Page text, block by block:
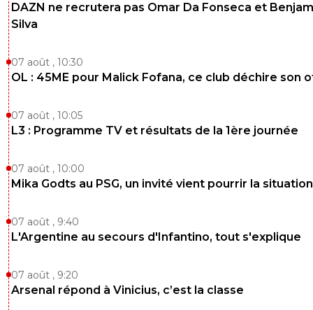
DAZN ne recrutera pas Omar Da Fonseca et
Silva
07 août , 10:30
OL : 45ME pour Malick Fofana, ce club déchire son
07 août , 10:05
L3 : Programme TV et résultats de la 1ère journée
07 août , 10:00
Mika Godts au PSG, un invité vient pourrir la situation
07 août , 9:40
L'Argentine au secours d'Infantino, tout s'explique
07 août , 9:20
Arsenal répond à Vinicius, c’est la classe